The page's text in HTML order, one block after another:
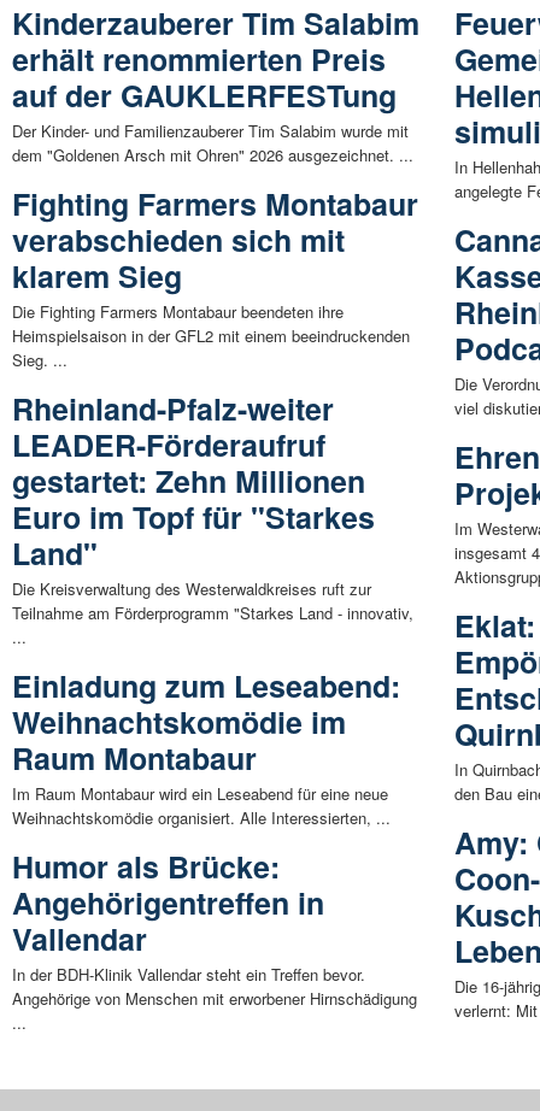
Kinderzauberer Tim Salabim
erhält renommierten Preis
auf der GAUKLERFESTung
Der Kinder- und Familienzauberer Tim Salabim wurde mit
dem "Goldenen Arsch mit Ohren" 2026 ausgezeichnet. ...
Fighting Farmers Montabaur
verabschieden sich mit
klarem Sieg
Die Fighting Farmers Montabaur beendeten ihre
Heimspielsaison in der GFL2 mit einem beeindruckenden
Sieg. ...
Rheinland-Pfalz-weiter
LEADER-Förderaufruf
gestartet: Zehn Millionen
Euro im Topf für "Starkes
Land"
Die Kreisverwaltung des Westerwaldkreises ruft zur
Teilnahme am Förderprogramm "Starkes Land - innovativ,
...
Einladung zum Leseabend:
Weihnachtskomödie im
Raum Montabaur
Im Raum Montabaur wird ein Leseabend für eine neue
Weihnachtskomödie organisiert. Alle Interessierten, ...
Humor als Brücke:
Angehörigentreffen in
Vallendar
In der BDH-Klinik Vallendar steht ein Treffen bevor.
Angehörige von Menschen mit erworbener Hirnschädigung
...
In
angelegte
Die
viel
Im
insgesamt
In
den Bau
Amy:
Die 16-
verlernt: